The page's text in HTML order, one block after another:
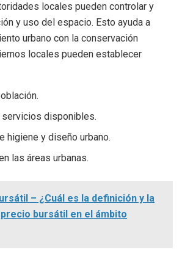
locales pueden controlar y
y uso del espacio. Esto ayuda a
urbano con la conservación
locales pueden establecer
disponibles.
higiene y diseño urbano.
las áreas urbanas.
– ¿Cuál es la definición y la
bursátil en el ámbito